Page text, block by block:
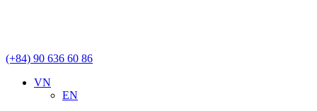
(+84) 90 636 60 86
VN
EN